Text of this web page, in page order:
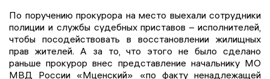
По поручению прокурора на место выехали сотрудники
полиции и службы судебных приставов – исполнителей,
чтобы посодействовать в восстановлении жилищных
прав жителей. А за то, что этого не было сделано
раньше прокурор внес представление начальнику МО
МВД России «Мценский» «по факту ненадлежащей